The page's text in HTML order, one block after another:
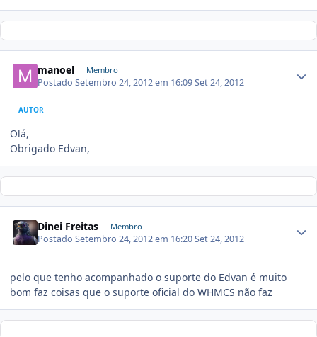
manoel Membro
PostadoSetembro 24, 2012 em 16:09Set 24, 2012
AUTOR
Olá,
Obrigado Edvan,
Dinei Freitas Membro
PostadoSetembro 24, 2012 em 16:20Set 24, 2012
pelo que tenho acompanhado o suporte do Edvan é muito
bom faz coisas que o suporte oficial do WHMCS não faz